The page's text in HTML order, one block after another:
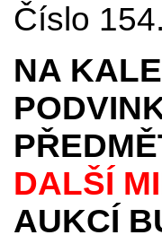
Číslo 154.
NA
DALŠÍ
AUKCÍ